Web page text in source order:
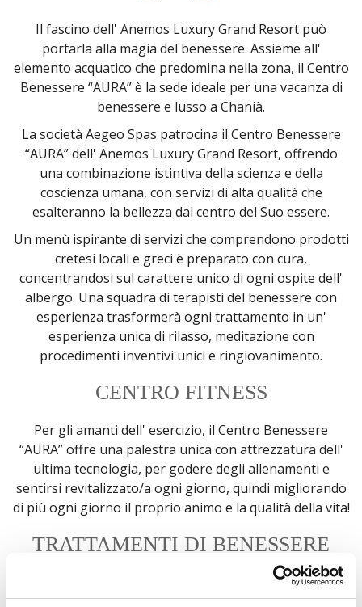
Il fascino dell' Anemos Luxury Grand Resort può
portarla alla magia del benessere. Assieme all'
elemento acquatico che predomina nella zona, il Centro
Benessere “AURA” è la sede ideale per una vacanza di
benessere e lusso a Chanià.
La società Aegeo Spas patrocina il Centro Benessere
“AURA” dell' Anemos Luxury Grand Resort, offrendo
una combinazione istintiva della scienza e della
coscienza umana, con servizi di alta qualità che
esalteranno la bellezza dal centro del Suo essere.
Un menù ispirante di servizi che comprendono prodotti
cretesi locali e greci è preparato con cura,
concentrandosi sul carattere unico di ogni ospite dell'
albergo. Una squadra di terapisti del benessere con
esperienza trasformerà ogni trattamento in un'
esperienza unica di rilasso, meditazione con
procedimenti inventivi unici e ringiovanimento.
CENTRO FITNESS
Per gli amanti dell' esercizio, il Centro Benessere
“AURA” offre una palestra unica con attrezzatura dell'
ultima tecnologia, per godere degli allenamenti e
sentirsi revitalizzato/a ogni giorno, quindi migliorando
di più ogni giorno il proprio animo e la qualità della vita!
TRATTAMENTI DI BENESSERE